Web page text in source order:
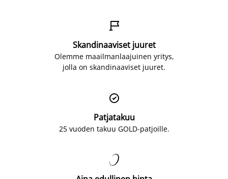

Skandinaaviset juuret
Olemme maailmanlaajuinen yritys,
jolla on skandinaaviset juuret.

Patjatakuu
25 vuoden takuu GOLD-patjoille.
